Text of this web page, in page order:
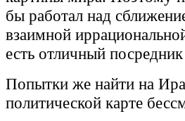
бы работал над
взаимной
есть отличный
Попытки же найти на
политической карте